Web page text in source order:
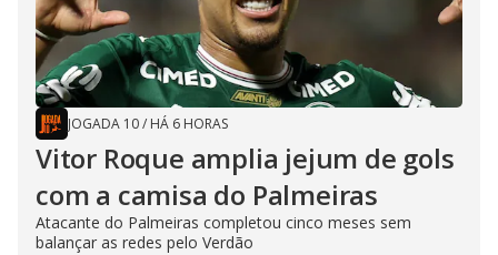
JOGADA 10/ HÁ 6 HORAS
Vitor Roque amplia jejum de gols
com a camisa do Palmeiras
Atacante do Palmeiras completou cinco meses sem
balançar as redes pelo Verdão